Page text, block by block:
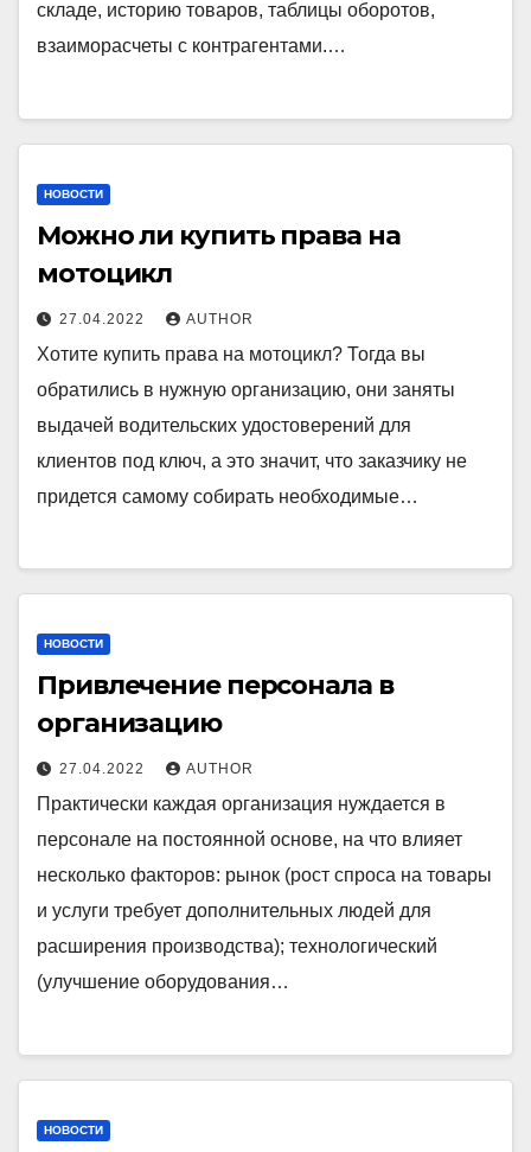
складе, историю товаров, таблицы оборотов,
взаиморасчеты с контрагентами.…
НОВОСТИ
Можно ли купить права на
мотоцикл
27.04.2022 AUTHOR
Хотите купить права на мотоцикл? Тогда вы
обратились в нужную организацию, они заняты
выдачей водительских удостоверений для
клиентов под ключ, а это значит, что заказчику не
придется самому собирать необходимые…
НОВОСТИ
Привлечение персонала в
организацию
27.04.2022 AUTHOR
Практически каждая организация нуждается в
персонале на постоянной основе, на что влияет
несколько факторов: рынок (рост спроса на товары
и услуги требует дополнительных людей для
расширения производства); технологический
(улучшение оборудования…
НОВОСТИ